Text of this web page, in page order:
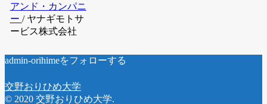
アンド・カンパニ
ー / ヤナギモトサ
ービス株式会社
admin-orihimeをフォローする
交野おりひめ大学
© 2020 交野おりひめ大学.